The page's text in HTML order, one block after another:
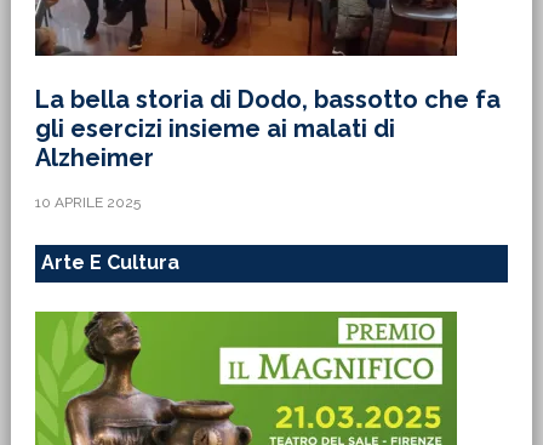
La bella storia di Dodo, bassotto che fa
gli esercizi insieme ai malati di
Alzheimer
10 APRILE 2025
Arte E Cultura